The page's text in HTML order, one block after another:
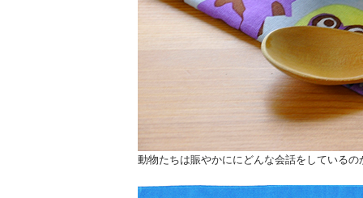
動物たちは賑やかににどんな会話をしているの